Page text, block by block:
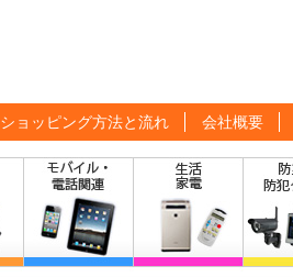
ショッピング方法と流れ 会社概要